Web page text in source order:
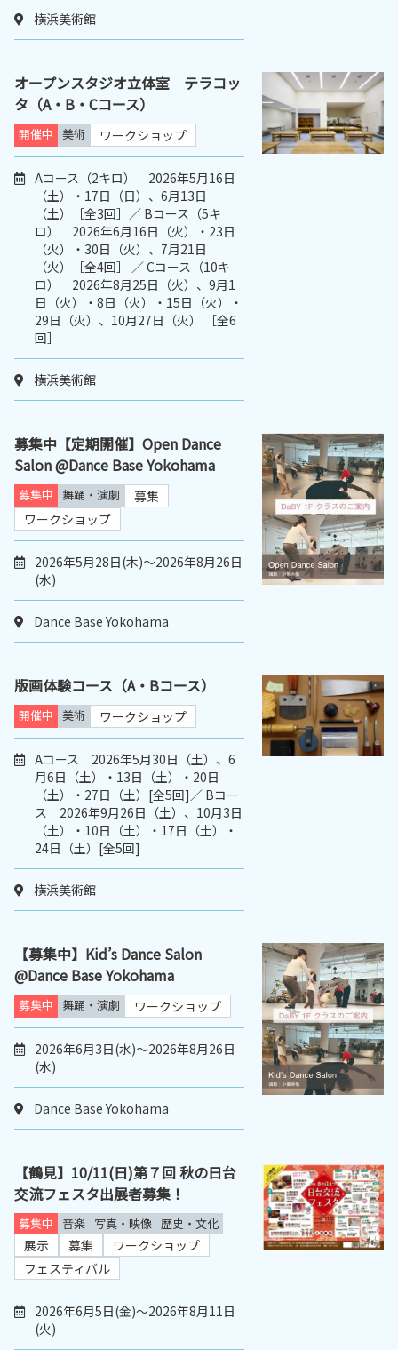
横浜美術館
オープンスタジオ立体室 テラコッ
タ（A・B・Cコース）
開催中 美術 ワークショップ
Aコース（2キロ） 2026年5月16日
（土）・17日（日）、6月13日
（土）［全3回］／ Bコース（5キ
ロ） 2026年6月16日（火）・23日
（火）・30日（火）、7月21日
（火）［全4回］ ／ Cコース（10キ
ロ） 2026年8月25日（火）、9月1
日（火）・8日（火）・15日（火）・
29日（火）、10月27日（火） ［全6
回］
横浜美術館
募集中【定期開催】Open Dance
Salon @Dance Base Yokohama
募集中 舞踊・演劇
募集
ワークショップ
2026年5月28日(木)～2026年8月26日
(水)
Dance Base Yokohama
版画体験コース（A・Bコース）
開催中 美術 ワークショップ
Aコース 2026年5月30日（土）、6
月6日（土）・13日（土）・20日
（土）・27日（土）[全5回]／ Bコー
ス 2026年9月26日（土）、10月3日
（土）・10日（土）・17日（土）・
24日（土）[全5回]
横浜美術館
【募集中】Kid’s Dance Salon
@Dance Base Yokohama
募集中 舞踊・演劇 ワークショップ
2026年6月3日(水)～2026年8月26日
(水)
Dance Base Yokohama
【鶴見】10/11(日)第７回 秋の日台
交流フェスタ出展者募集！
募集中 音楽 写真・映像 歴史・文化
展示 募集
ワークショップ
フェスティバル
2026年6月5日(金)～2026年8月11日
(火)